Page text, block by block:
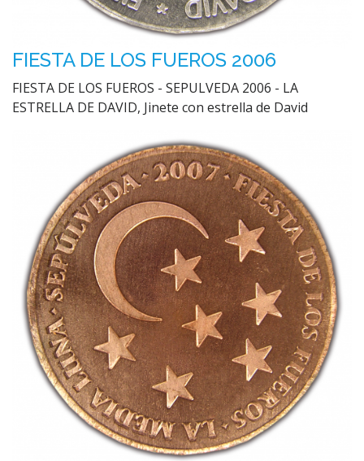
FIESTA DE LOS FUEROS 2006
FIESTA DE LOS FUEROS - SEPULVEDA 2006 - LA
ESTRELLA DE DAVID, Jinete con estrella de David